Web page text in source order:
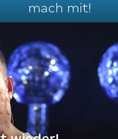
mach mit!